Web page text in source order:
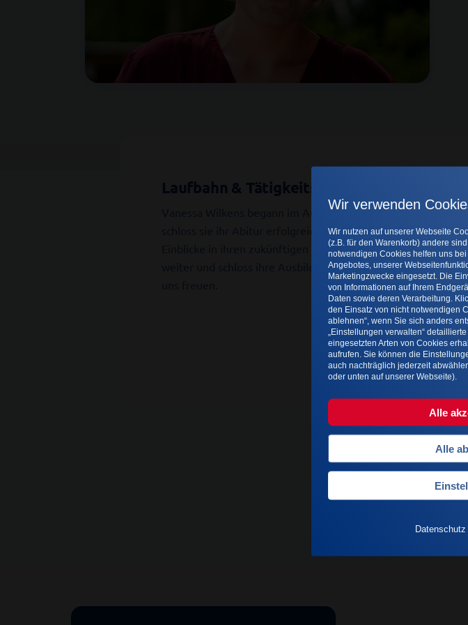
Laufbahn & Tätigkeitsfeld
Vanessa Wilkens begann im August 2024 ihre Ausbildung
schloss sie ihr Abitur erfolgreich ab und konnte bereits
Einblicke in ihren zukünftigen Beruf gewinnen. Mit großem
weiter und schloss ihre Ausbildung erfolgreich im Juni 2026
Wir verwenden
Wir nutzen auf unserer Webseite
(z.B. für den Warenkorb) andere
notwendigen Cookies helfen uns
Angebotes, unserer
Marketingzwecke eingesetzt. Die
von Informationen auf Ihrem
Daten sowie deren Verarbeitung.
den Einsatz von nicht notwendigen
ablehnen“, wenn Sie sich anders
„Einstellungen verwalten“
eingesetzten Arten von Cookies
aufrufen. Sie können die
auch nachträglich jederzeit
oder unten auf unserer Webseite).
Alle
Alle
Datenschutz